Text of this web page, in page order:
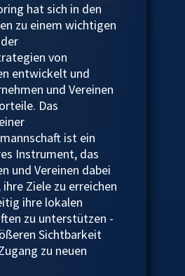
hat sich in den
zu einem wichtigen
von
entwickelt und
und Vereinen
Das
ist ein
Instrument, das
und Vereinen dabei
Ziele zu erreichen
ihre lokalen
zu unterstützen -
Sichtbarkeit
zu neuen